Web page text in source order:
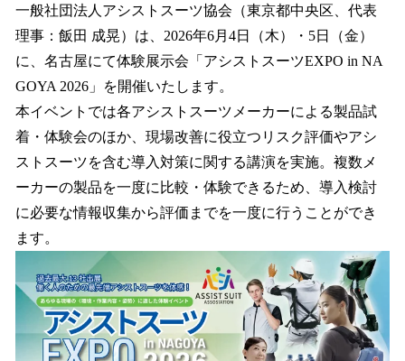
！
数
を
読
み
込
み
中
で
す
一般社団法人アシストスーツ協会（東京都中央区、代表
理事：飯田 成晃）は、2026年6月4日（木）・5日（金）
に、名古屋にて体験展示会「アシストスーツEXPO in NA
GOYA 2026」を開催いたします。
本イベントでは各アシストスーツメーカーによる製品試
着・体験会のほか、現場改善に役立つリスク評価やアシ
ストスーツを含む導入対策に関する講演を実施。複数メ
ーカーの製品を一度に比較・体験できるため、導入検討
に必要な情報収集から評価までを一度に行うことができ
ます。